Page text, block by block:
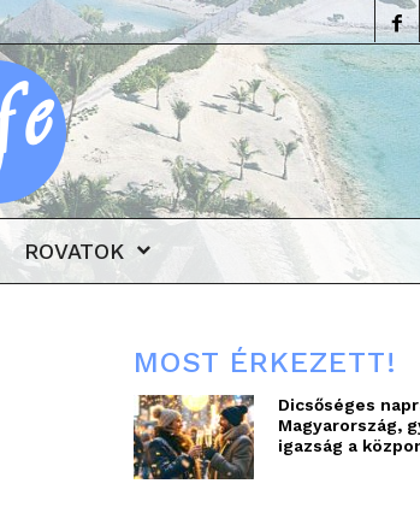
Revolife
ROVATOK
MOST ÉRKEZETT!
Dicsőséges
Magyarország,
igazság a